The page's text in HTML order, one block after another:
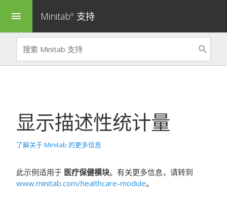
menu Minitab® 支持
显示描述性统计量
了解关于 Minitab 的更多信息
此示例适用于 医疗保健模块。有关更多信息，请转到
www.minitab.com/healthcare-module。